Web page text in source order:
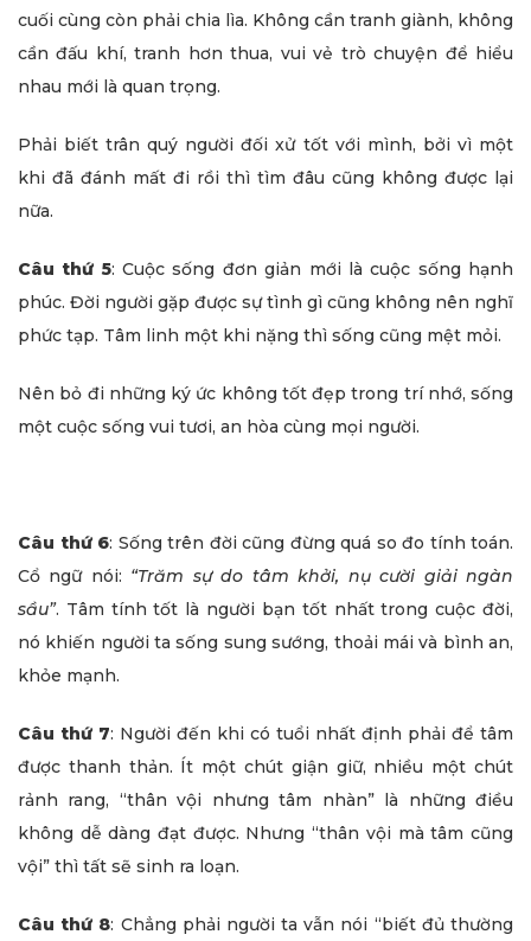
cuối cùng còn phải chia lìa. Không cần tranh giành, không
cần đấu khí, tranh hơn thua, vui vẻ trò chuyện để hiểu
nhau mới là quan trọng.
Phải biết trân quý người đối xử tốt với mình, bởi vì một
khi đã đánh mất đi rồi thì tìm đâu cũng không được lại
nữa.
Câu thứ 5: Cuộc sống đơn giản mới là cuộc sống hạnh
phúc. Đời người gặp được sự tình gì cũng không nên nghĩ
phức tạp. Tâm linh một khi nặng thì sống cũng mệt mỏi.
Nên bỏ đi những ký ức không tốt đẹp trong trí nhớ, sống
một cuộc sống vui tươi, an hòa cùng mọi người.
Câu thứ 6: Sống trên đời cũng đừng quá so đo tính toán.
Cổ ngữ nói: “Trăm sự do tâm khởi, nụ cười giải ngàn
sầu”. Tâm tính tốt là người bạn tốt nhất trong cuộc đời,
nó khiến người ta sống sung sướng, thoải mái và bình an,
khỏe mạnh.
Câu thứ 7: Người đến khi có tuổi nhất định phải để tâm
được thanh thản. Ít một chút giận giữ, nhiều một chút
rảnh rang, “thân vội nhưng tâm nhàn” là những điều
không dễ dàng đạt được. Nhưng “thân vội mà tâm cũng
vội” thì tất sẽ sinh ra loạn.
Câu thứ 8: Chẳng phải người ta vẫn nói “biết đủ thường